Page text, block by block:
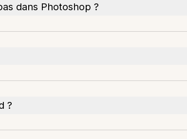
dans Photoshop ?
?